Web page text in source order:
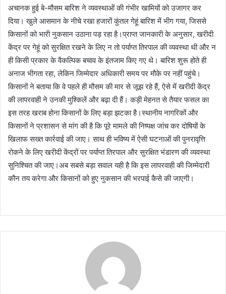
अचानक हुई बे-मौसम बारिश ने व्यवस्थाओं की गंभीर खामियों को उजागर कर
दिया। खुले आसमान के नीचे रखा हजारों कुंतल गेहूं बारिश में भीग गया, जिससे
किसानों को भारी नुकसान उठाना पड़ रहा है।प्राप्त जानकारी के अनुसार, खरीदी
केंद्र पर गेहूं को सुरक्षित रखने के लिए न तो पर्याप्त तिरपाल की व्यवस्था थी और न
ही किसी प्रकार के वैकल्पिक बचाव के इंतजाम किए गए थे। बारिश शुरू होते ही
अनाज भीगता रहा, लेकिन जिम्मेदार अधिकारी समय पर मौके पर नहीं पहुंचे।
किसानों ने बताया कि वे पहले ही मौसम की मार से जूझ रहे हैं, ऐसे में खरीदी केंद्र
की लापरवाही ने उनकी मुश्किलें और बढ़ा दी हैं। कड़ी मेहनत से तैयार फसल का
इस तरह खराब होना किसानों के लिए बड़ा झटका है।स्थानीय नागरिकों और
किसानों ने प्रशासन से मांग की है कि पूरे मामले की निष्पक्ष जांच कर दोषियों के
खिलाफ सख्त कार्रवाई की जाए। साथ ही भविष्य में ऐसी घटनाओं की पुनरावृत्ति
रोकने के लिए खरीदी केंद्रों पर पर्याप्त तिरपाल और सुरक्षित भंडारण की व्यवस्था
सुनिश्चित की जाए।अब सबसे बड़ा सवाल यही है कि इस लापरवाही की जिम्मेदारी
कौन तय करेगा और किसानों को हुए नुकसान की भरपाई कैसे की जाएगी।